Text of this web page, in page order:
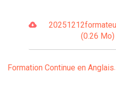
(0.26 Mo)
Formation Continue en Anglais